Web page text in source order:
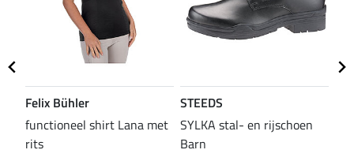
Felix Bühler
functioneel shirt Lana met
rits
STEEDS
SYLKA stal- en rijschoen
Barn